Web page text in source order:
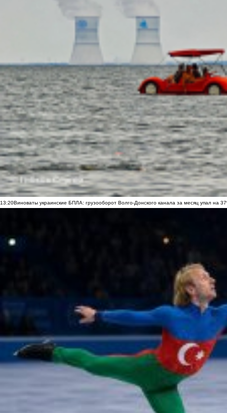
13:20Виноваты украинские БПЛА: грузооборот Волго-Донского канала за месяц упал на